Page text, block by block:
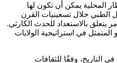
المحلية يمكن أن تكون لها
الطبي خلال تسعينيات القرن
يتعلق بالاستعداد للحدث الكارثي.
في استراتيجية الولايات
التاريخ، وفقًا للثقافات